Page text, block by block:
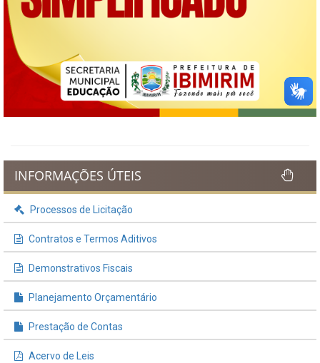
INFORMAÇÕES ÚTEIS
Processos de Licitação
Contratos e Termos Aditivos
Demonstrativos Fiscais
Planejamento Orçamentário
Prestação de Contas
Acervo de Leis